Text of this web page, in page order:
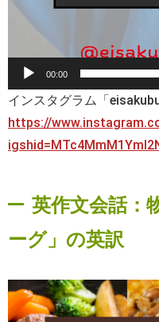
00:00
インスタグラム「
https://
英作文会話：
ーグ」の英訳